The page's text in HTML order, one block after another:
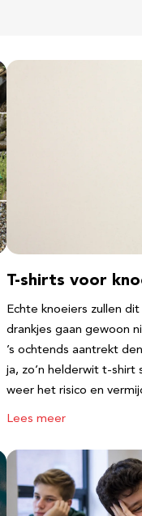
T-shirts voor
Echte knoeiers zullen
drankjes gaan gewoon
’s ochtends aantrekt
ja, zo’n helderwit t-shirt
weer het risico en
Lees meer